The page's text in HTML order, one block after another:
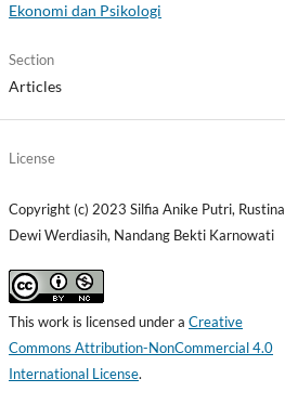
Ekonomi dan Psikologi
Section
Articles
License
Copyright (c) 2023 Silfia Anike Putri, Rustina
Dewi Werdiasih, Nandang Bekti Karnowati
This work is licensed under aCreative
Commons Attribution-NonCommercial 4.0
International License.